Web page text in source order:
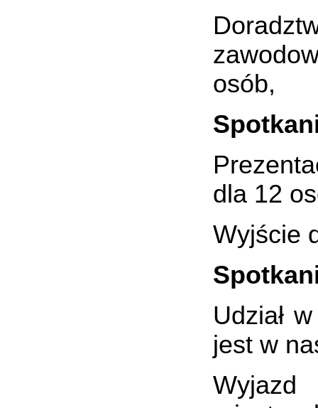
osób,
dla 12
Wyjście
Udział
jest w